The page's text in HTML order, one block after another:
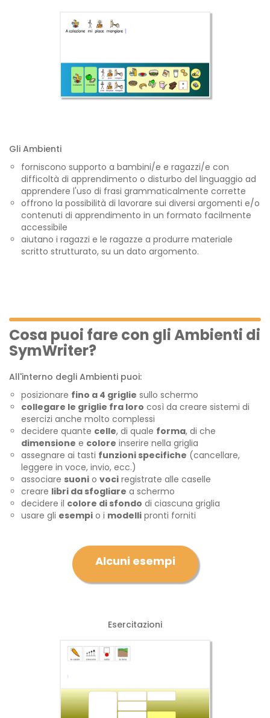
Gli Ambienti
forniscono supporto a bambini/e e ragazzi/e con
difficoltà di apprendimento o disturbo del linguaggio ad
apprendere l'uso di frasi grammaticalmente corrette
offrono la possibilità di lavorare sui diversi argomenti e/o
contenuti di apprendimento in un formato facilmente
accessibile
aiutano i ragazzi e le ragazze a produrre materiale
scritto strutturato, su un dato argomento.
Cosa puoi fare con gli Ambienti di
SymWriter?
All'interno degli Ambienti puoi:
posizionare fino a 4 griglie sullo schermo
collegare le griglie fra loro così da creare sistemi di
esercizi anche molto complessi
decidere quante celle, di quale forma, di che
dimensione e colore inserire nella griglia
assegnare ai tasti funzioni specifiche (cancellare,
leggere in voce, invio, ecc.)
associare suoni o voci registrate alle caselle
creare libri da sfogliare a schermo
decidere il colore di sfondo di ciascuna griglia
usare gli esempi o i modelli pronti forniti
Alcuni esempi
Esercitazioni